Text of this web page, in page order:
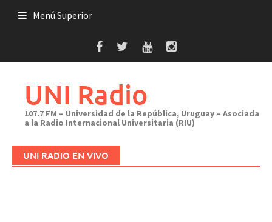
Menú Superior
UNI Radio
107.7 FM – Universidad de la República, Uruguay – Asociada
a la Radio Internacional Universitaria (RIU)
UNI RADIO EN VIVO